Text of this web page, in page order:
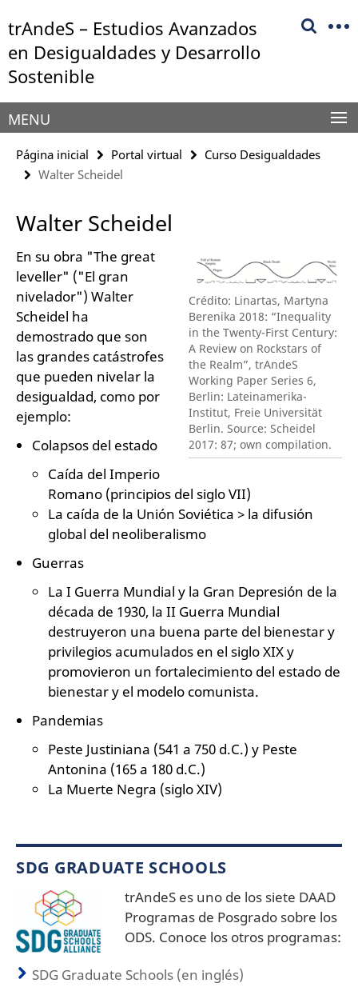
direkt
zu
Inhalt
trAndeS – Estudios Avanzados
en Desigualdades y Desarrollo
Sostenible
Herramientas
de
navegación
MENU
Página inicial Portal virtual
Curso Desigualdades
Walter Scheidel
Walter Scheidel
Crédito: Linartas, Martyna
Berenika 2018: “Inequality
in the Twenty-First Century:
A Review on Rockstars of
the Realm”, trAndeS
Working Paper Series 6,
Berlin: Lateinamerika-
Institut, Freie Universität
Berlin. Source: Scheidel
2017: 87; own compilation.
En su obra "The great
leveller" ("El gran
nivelador") Walter
Scheidel ha
demostrado que son
las grandes catástrofes
que pueden nivelar la
desigualdad, como por
ejemplo:
Colapsos del estado
Caída del Imperio
Romano (principios del siglo VII)
La caída de la Unión Soviética > la difusión
global del neoliberalismo
Guerras
La I Guerra Mundial y la Gran Depresión de la
década de 1930, la II Guerra Mundial
destruyeron una buena parte del bienestar y
privilegios acumulados en el siglo XIX y
promovieron un fortalecimiento del estado de
bienestar y el modelo comunista.
Pandemias
Peste Justiniana (541 a 750 d.C.) y Peste
Antonina (165 a 180 d.C.)
La Muerte Negra (siglo XIV)
SDG GRADUATE SCHOOLS
trAndeS es uno de los siete DAAD
Programas de Posgrado sobre los
ODS. Conoce los otros programas:
SDG Graduate Schools (en inglés)